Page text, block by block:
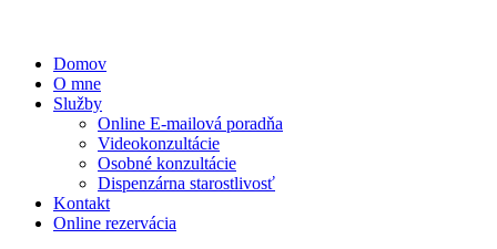
Domov
O mne
Služby
Online E-mailová poradňa
Videokonzultácie
Osobné konzultácie
Dispenzárna starostlivosť
Kontakt
Online rezervácia